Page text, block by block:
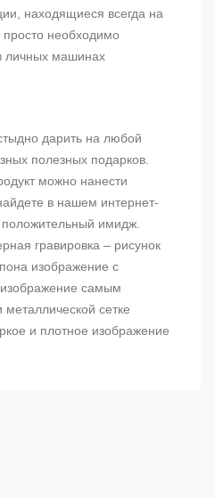
находящиеся всегда на
необходимо
личных машинах
дарить на любой
полезных подарков.
можно нанести
в нашем интернет-
имидж.
гравировка – рисунок
изображение с
самым
сетке
и плотное изображение